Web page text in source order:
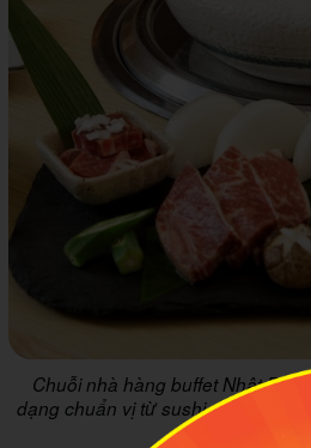
Chuỗi nhà hàng buffet Nhật Bản
dạng chuẩn vị từ sushi, sashimi